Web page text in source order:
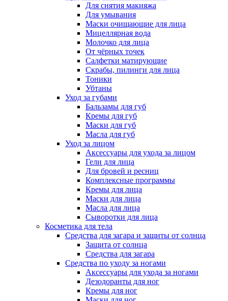
Для снятия макияжа
Для умывания
Маски очищающие для лица
Мицеллярная вода
Молочко для лица
От чёрных точек
Салфетки матирующие
Скрабы, пилинги для лица
Тоники
Убтаны
Уход за губами
Бальзамы для губ
Кремы для губ
Маски для губ
Масла для губ
Уход за лицом
Аксессуары для ухода за лицом
Гели для лица
Для бровей и ресниц
Комплексные программы
Кремы для лица
Маски для лица
Масла для лица
Сыворотки для лица
Косметика для тела
Средства для загара и защиты от солнца
Защита от солнца
Средства для загара
Средства по уходу за ногами
Аксессуары для ухода за ногами
Дезодоранты для ног
Кремы для ног